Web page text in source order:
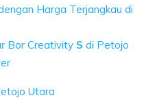
Harga Terjangkau di
Bor Creativity S di Petojo
Utara